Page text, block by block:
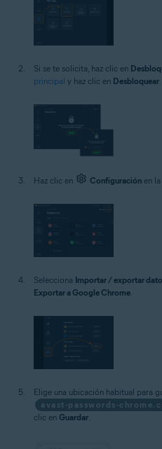
Si se te solicita, haz clic en
principal y haz clic en Desbloquear.
Haz clic en Configuración en
Selecciona Importar / exportar
Exportar a Google Chrome.
Elige una ubicación habitual para
avast-passwords-
clic en Guardar.